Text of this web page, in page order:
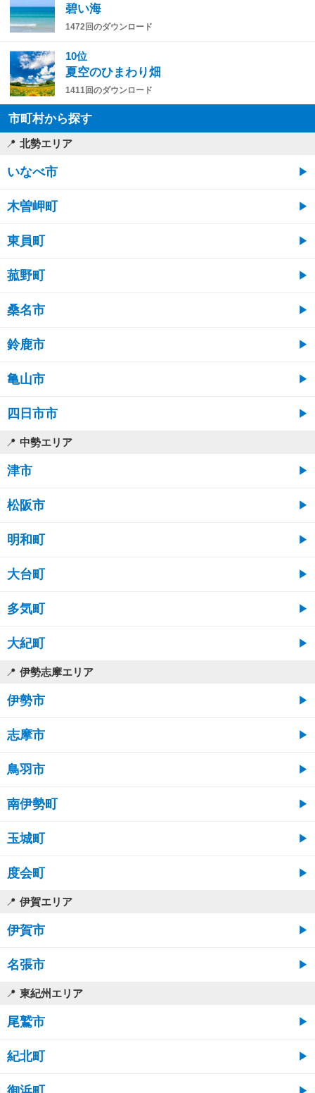
碧い海
1472回のダウンロード
10位
夏空のひまわり畑
1411回のダウンロード
市町村から探す
北勢エリア
いなべ市
木曽岬町
東員町
菰野町
桑名市
鈴鹿市
亀山市
四日市市
中勢エリア
津市
松阪市
明和町
大台町
多気町
大紀町
伊勢志摩エリア
伊勢市
志摩市
鳥羽市
南伊勢町
玉城町
度会町
伊賀エリア
伊賀市
名張市
東紀州エリア
尾鷲市
紀北町